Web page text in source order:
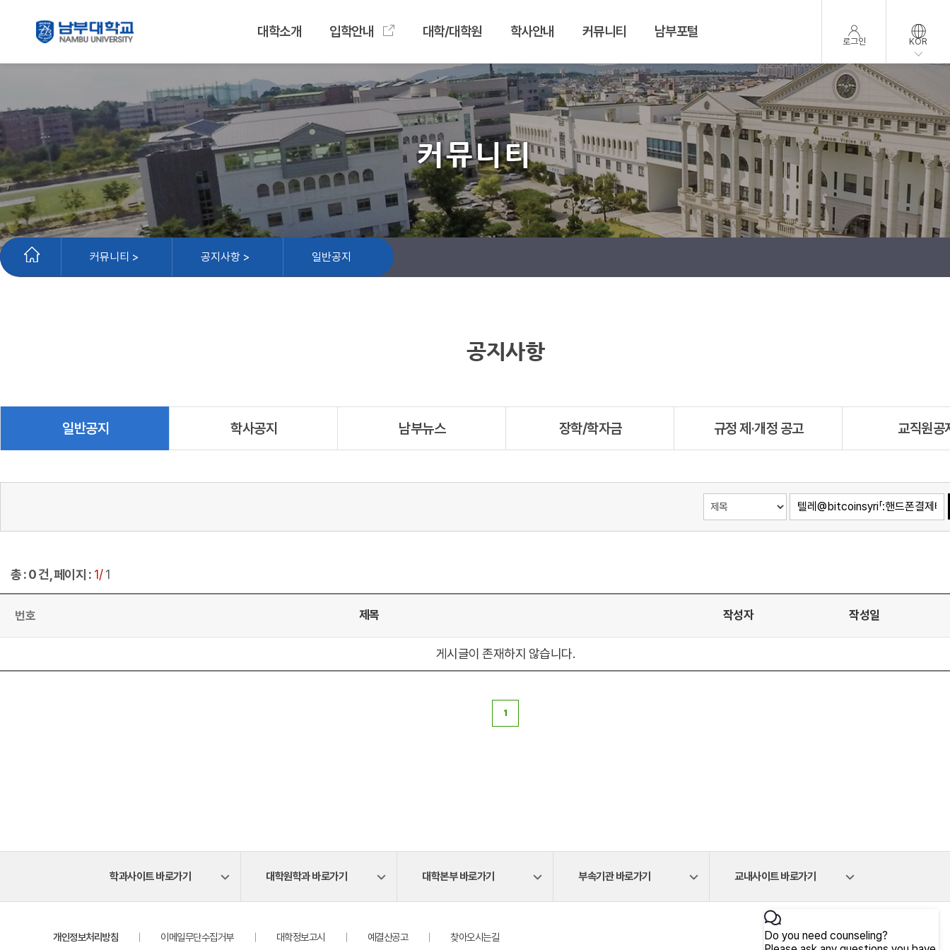
대학소개 입학안내 대학/대학원 학사안내 커뮤니티 남부포털
로그인 KOR
커뮤니티
커뮤니티 > 공지사항 > 일반공지
공지사항
일반공지 학사공지 남부뉴스 장학/학자금 규정 제·개정 공고 교직원공
총 : 0 건, 페이지 : 1/ 1
번호 제목 작성자 작성일
게시글이 존재하지 않습니다.
1
학과사이트 바로가기 대학원학과 바로가기 대학본부 바로가기 부속기관 바로가기 교내사이트 바로가기
개인정보처리방침 이메일무단수집거부 대학정보고시 예결산공고 찾아오시는길